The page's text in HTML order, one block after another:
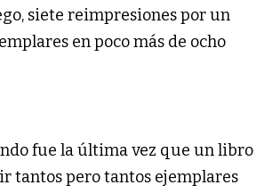
siete reimpresiones por un
en poco más de ocho
fue la última vez que un libro
tantos pero tantos ejemplares